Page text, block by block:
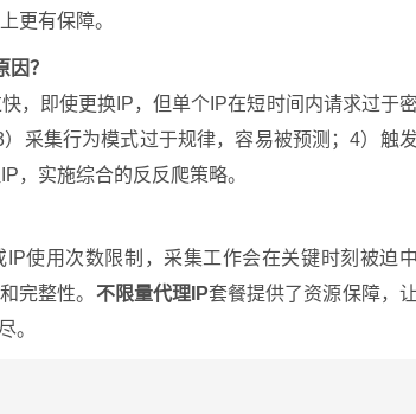
更有保障。
？
，即使更换IP，但单个IP在短时间内请求过于密
采集行为模式过于规律，容易被预测；4）触发
，实施综合的反反爬策略。
使用次数限制，采集工作会在关键时刻被迫中
完整性。 不限量代理IP套餐提供了资源保障，让
。